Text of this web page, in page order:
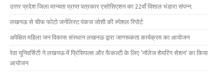
उत्तर प्रदेश जिला मान्यता प्राप्त पत्रकार एसोसिएशन का 22वाँ विशाल भंडारा संपन्न.
लखनऊ से चीफ फोटो जर्नलिस्ट पंकज जोशी की स्पेशल रिपोर्ट
अपेक्षित महिला जन विकास संस्थान लखनऊ द्वारा जागरूकता कार्यक्रम का आयोजन
रेवा यूनिवर्सिटी ने लखनऊ में प्रिंसिपल्स और फैकल्टी के लिए ‘नॉलेज शेयरिंग सेशन’ का किया
आयोजन